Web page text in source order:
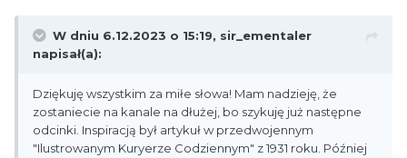
W dniu 6.12.2023 o 15:19, sir_ementaler
napisał(a):
Dziękuję wszystkim za miłe słowa! Mam nadzieję, że
zostaniecie na kanale na dłużej, bo szykuję już następne
odcinki. Inspiracją był artykuł w przedwojennym
"Ilustrowanym Kuryerze Codziennym" z 1931 roku. Później